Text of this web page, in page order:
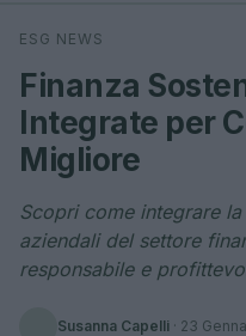
Cerca
ESG NEWS
Finanza
Integrate per
Migliore
Scopri come integrare
aziendali del settore
responsabile e
Susanna Capelli · 23